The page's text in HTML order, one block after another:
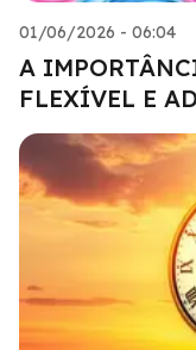
01/06/2026 - 06:04
A
FLEXÍVEL E